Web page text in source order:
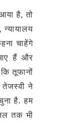
है, तो
चाहेंगे
हैं और
तूफानों
ने
है. हम
तक भी